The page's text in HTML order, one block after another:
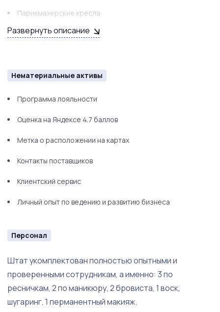
Парикмахерские кресла
Мойки
Педикюрное кресло
Тележки
Стулья на колесиках
Столы
Ресепшен
Развернуть описание
Нематериальные активы
Программа лояльности
Оценка на Яндексе 4.7 баллов
Метка о расположении на картах
Контакты поставщиков
Клиентский сервис
Личный опыт по ведению и развитию бизнеса
Персонал
Штат укомплектован полностью опытными и
проверенными сотрудникам, а именно: 3 по
ресничкам, 2 по маникюру, 2 бровиста, 1 воск,
шугаринг, 1 перманентный макияж.